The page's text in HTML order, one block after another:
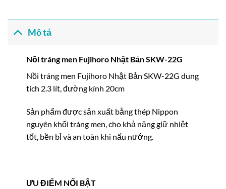
Mô tả
Nồi tráng men Fujihoro Nhật Bản SKW-22G
Nồi tráng men Fujihoro Nhật Bản SKW-22G dung
tích 2.3 lít, đường kính 20cm
Sản phẩm được sản xuất bằng thép Nippon
nguyên khối tráng men, cho khả năng giữ nhiệt
tốt, bền bỉ và an toàn khi nấu nướng.
ƯU ĐIỂM NỔI BẬT